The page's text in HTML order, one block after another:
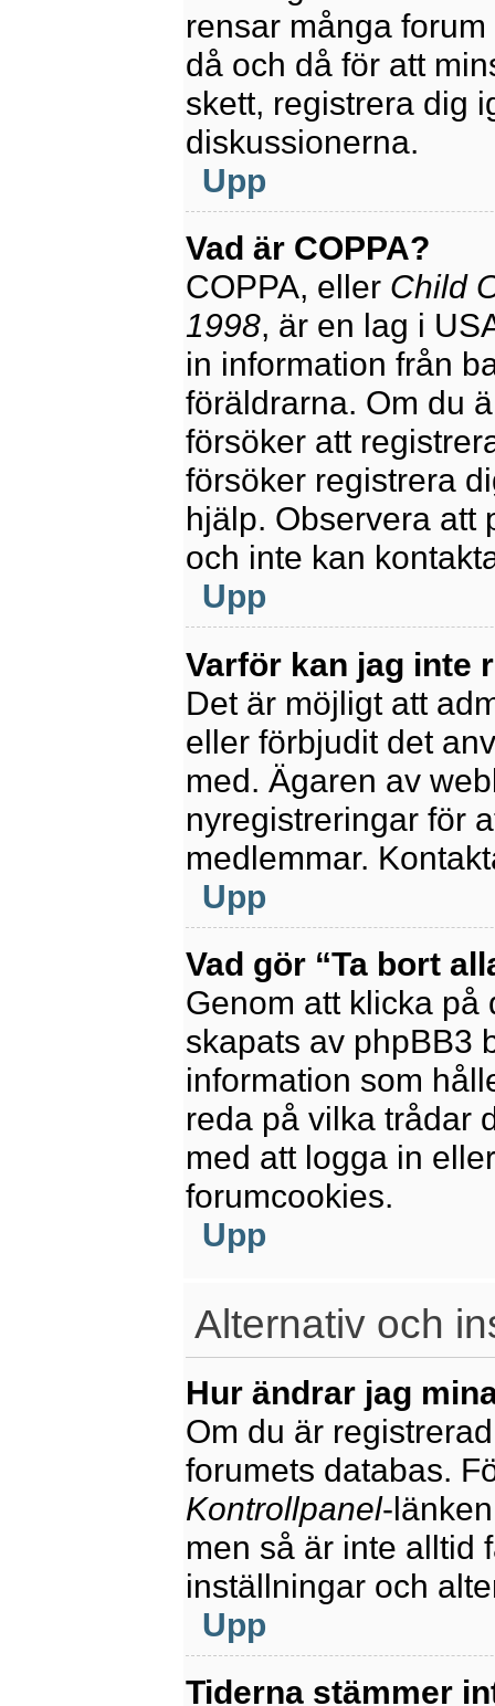
rensar många
då och då för att
skett, registrera dig
diskussionerna.
Upp
Vad är COPPA?
COPPA, eller Child
1998, är en lag i
in information från
föräldrarna. Om du
försöker att
försöker registrera
hjälp. Observera att
och inte kan
Upp
Varför kan jag inte
Det är möjligt att
eller förbjudit det
med. Ägaren av
nyregistreringar för
medlemmar.
Upp
Vad gör “Ta bort
Genom att klicka på
skapats av phpBB3
information som
reda på vilka trådar
med att logga in
forumcookies.
Upp
Alternativ och
Hur ändrar jag
Om du är
forumets databas.
Kontrollpanel-
men så är inte alltid
inställningar och
Upp
Tiderna stämmer